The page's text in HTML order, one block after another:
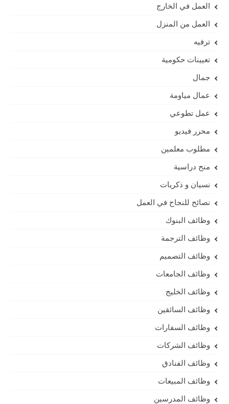
العمل في الخارج
العمل من المنزل
ترفيه
تعيينات حكومية
جمال
عمال مياومة
عمل تطوعي
محرر فيديو
مطلوب معلمين
منح دراسية
نسيان و ذكريات
نصائح للنجاح في العمل
وظائف البنوك
وظائف الترجمة
وظائف التصميم
وظائف الجامعات
وظائف الخليج
وظائف السائقين
وظائف السفارات
وظائف الشركات
وظائف الفنادق
وظائف المبيعات
وظائف المدرسين